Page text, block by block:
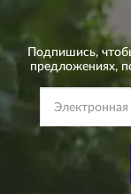
Подпишись,
предложениях,